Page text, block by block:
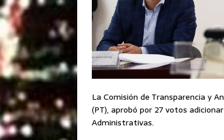
La Comisión de Transparencia y
(PT), aprobó por 27 votos
Administrativas.